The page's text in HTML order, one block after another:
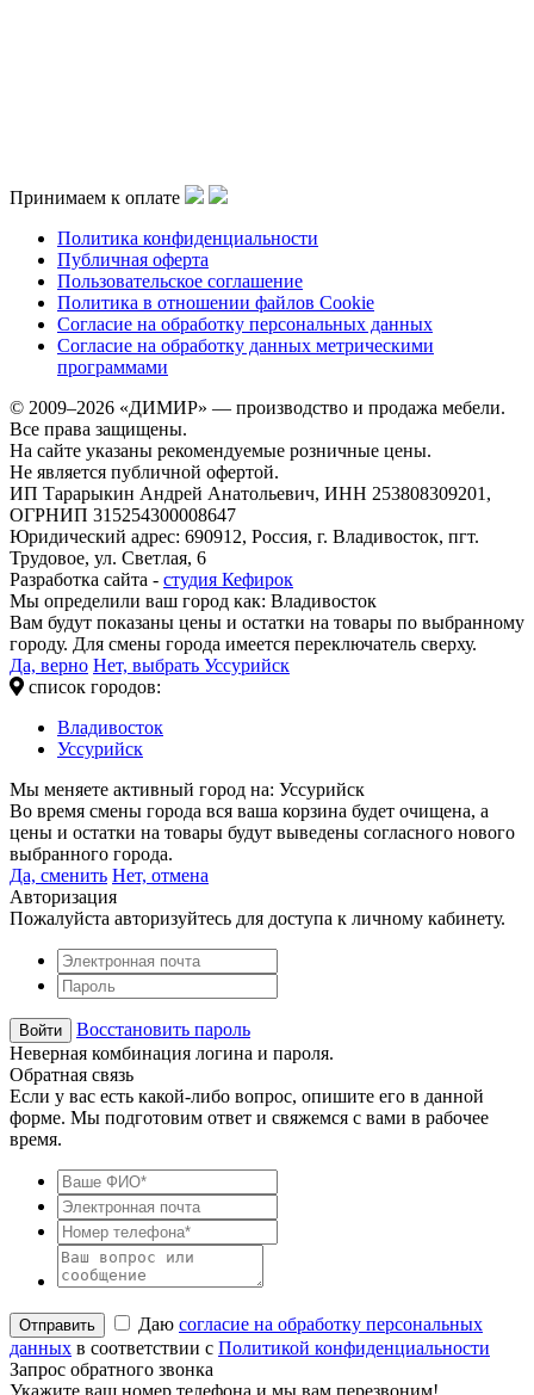
Принимаем к оплате
Политика конфиденциальности
Публичная оферта
Пользовательское соглашение
Политика в отношении файлов Cookie
Согласие на обработку персональных данных
Согласие на обработку данных метрическими
программами
© 2009–2026 «ДИМИР» — производство и продажа мебели.
Все права защищены.
На сайте указаны рекомендуемые розничные цены.
Не является публичной офертой.
ИП Тарарыкин Андрей Анатольевич, ИНН 253808309201,
ОГРНИП 315254300008647
Юридический адрес: 690912, Россия, г. Владивосток, пгт.
Трудовое, ул. Светлая, 6
Разработка сайта - студия Кефирок
Мы определили ваш город как: Владивосток
Вам будут показаны цены и остатки на товары по выбранному
городу. Для смены города имеется переключатель сверху.
Да, верно Нет, выбрать Уссурийск
список городов:
Владивосток
Уссурийск
Мы меняете активный город на: Уссурийск
Во время смены города вся ваша корзина будет очищена, а
цены и остатки на товары будут выведены согласного нового
выбранного города.
Да, сменить Нет, отмена
Авторизация
Пожалуйста авторизуйтесь для доступа к личному кабинету.
Восстановить пароль
Неверная комбинация логина и пароля.
Обратная связь
Если у вас есть какой-либо вопрос, опишите его в данной
форме. Мы подготовим ответ и свяжемся с вами в рабочее
время.
Даю согласие на обработку персональных
данных в соответствии с Политикой конфиденциальности
Запрос обратного звонка